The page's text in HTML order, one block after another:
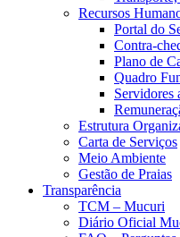
Recursos
Portal do
Contra-
Plano de
Quadro
Servidores
Estrutura
Carta de Serviços
Meio Ambiente
Gestão de Praias
Transparência
TCM – Mucuri
Diário Oficial